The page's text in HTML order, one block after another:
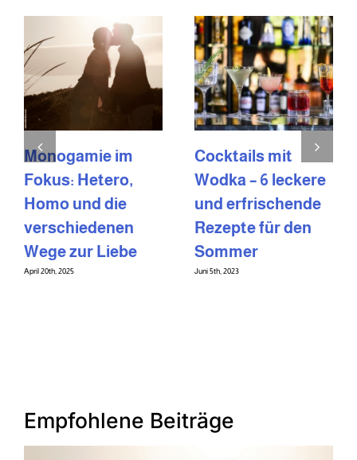
Monogamie im
Fokus: Hetero,
Homo und die
verschiedenen
Wege zur Liebe
April 20th, 2025
Cocktails mit
Wodka – 6 leckere
und erfrischende
Rezepte für den
Sommer
Juni 5th, 2023
Empfohlene Beiträge